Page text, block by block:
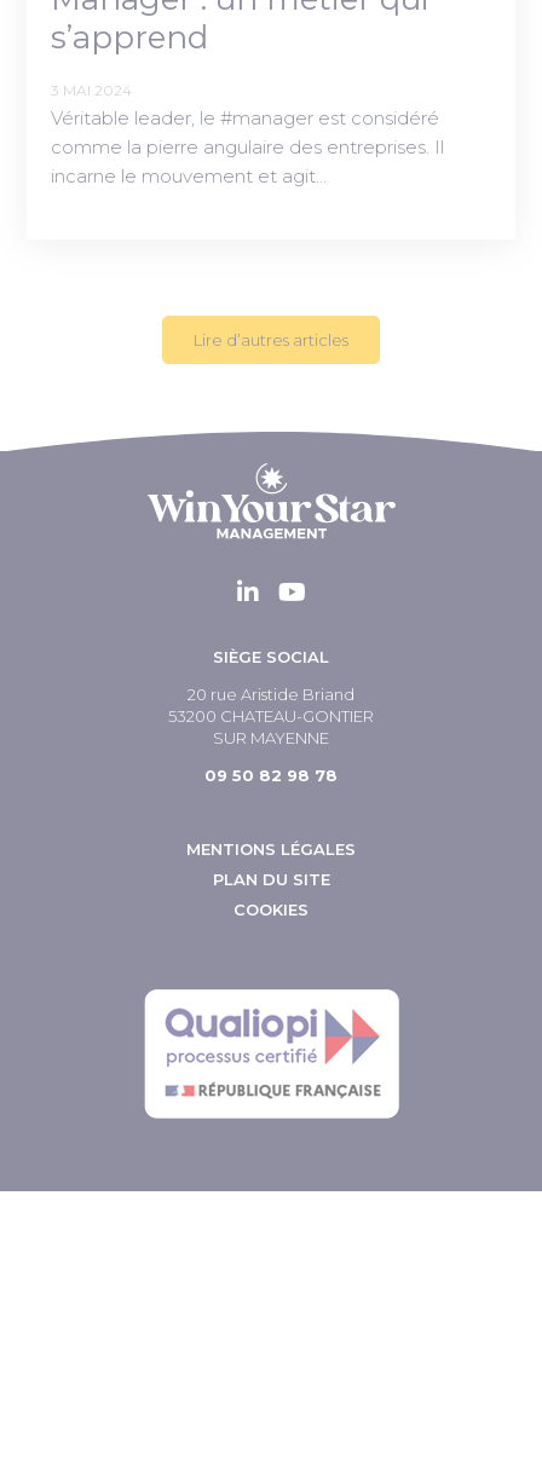
s’apprend
3 MAI 2024
Véritable leader, le #manager est considéré
comme la pierre angulaire des entreprises. Il
incarne le mouvement et agit…
Lire d’autres articles
SIÈGE SOCIAL
20 rue Aristide Briand
53200 CHATEAU-GONTIER
SUR MAYENNE
09 50 82 98 78
MENTIONS LÉGALES
PLAN DU SITE
COOKIES